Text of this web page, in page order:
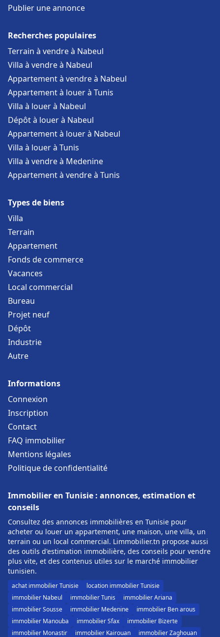
Publier une annonce
Recherches populaires
Terrain à vendre à Nabeul
Villa à vendre à Nabeul
Appartement à vendre à Nabeul
Appartement à louer à Tunis
Villa à louer à Nabeul
Dépôt à louer à Nabeul
Appartement à louer à Nabeul
Villa à louer à Tunis
Villa à vendre à Medenine
Appartement à vendre à Tunis
Types de biens
Villa
Terrain
Appartement
Fonds de commerce
Vacances
Local commercial
Bureau
Projet neuf
Dépôt
Industrie
Autre
Informations
Connexion
Inscription
Contact
FAQ immobilier
Mentions légales
Politique de confidentialité
Immobilier en Tunisie : annonces, estimation et
conseils
Consultez des annonces immobilières en Tunisie pour
acheter ou louer un appartement, une maison, une villa, un
terrain ou un local commercial. Limmobilier.tn propose aussi
des outils d'estimation immobilière, des conseils pour vendre
plus vite, et des contenus utiles sur le marché immobilier
tunisien.
achat immobilier Tunisie
location immobilier Tunisie
immobilier Nabeul
immobilier Tunis
immobilier Ariana
immobilier Sousse
immobilier Medenine
immobilier Ben arous
immobilier Manouba
immobilier Sfax
immobilier Bizerte
immobilier Monastir
immobilier Kairouan immobilier Zaghouan